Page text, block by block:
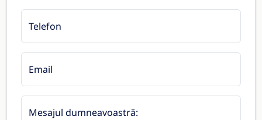
Telefon
Email
Mesajul dumneavoastră: